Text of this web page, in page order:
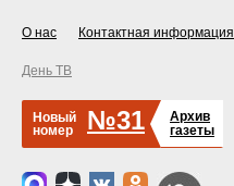
О нас Контактная информация
День ТВ
Новый
номер
№31
Архив
газеты